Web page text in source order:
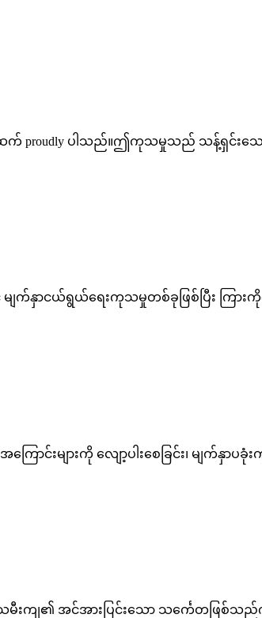
မိတ်ဆက် proudly ပါသည်။ဤကုသမှုသည် သန့်ရှင်
မျက်နှာငယ်ရွယ်ရေးကုသမှုတစ်ခုဖြစ်ပြီး ကြာ
ာင်းများကို လျော့ပါးစေခြင်း၊ မျက်နှာပခုံ
မီးကျ၏ အင်အားပြင်းသော သင်္ကေတဖြစ်